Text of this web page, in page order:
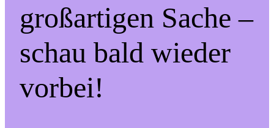
großartigen Sache –
schau bald wieder
vorbei!